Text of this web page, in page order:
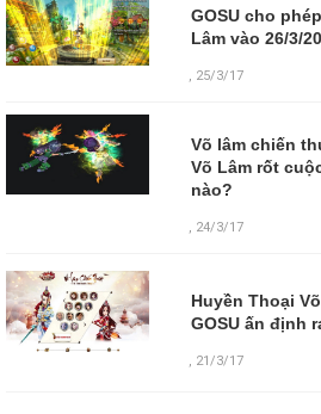
GOSU cho
Lâm vào 26/3/
, 25/3/17
Võ lâm chiến
Võ Lâm rốt
nào?
, 24/3/17
Huyền Thoại
GOSU ấn định
, 21/3/17